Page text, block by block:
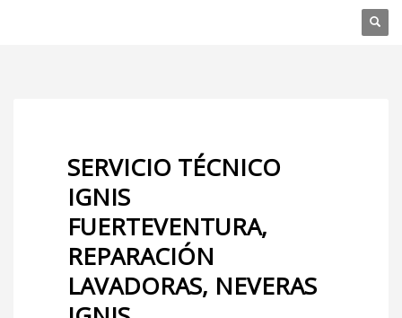
SERVICIO TÉCNICO
IGNIS
FUERTEVENTURA,
REPARACIÓN
LAVADORAS, NEVERAS